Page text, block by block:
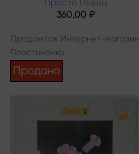
Просто Певец
360,00 ₽
Продается: Интернет-магазин
Пластиночка
Продано